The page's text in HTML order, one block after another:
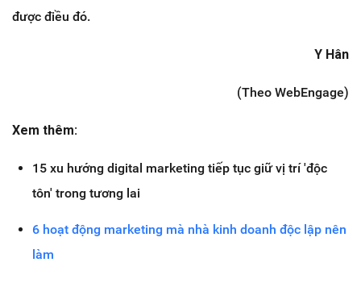
được điều đó.
Y Hân
(Theo WebEngage)
Xem thêm:
15 xu hướng digital marketing tiếp tục giữ vị trí 'độc
tôn' trong tương lai
6 hoạt động marketing mà nhà kinh doanh độc lập nên
làm